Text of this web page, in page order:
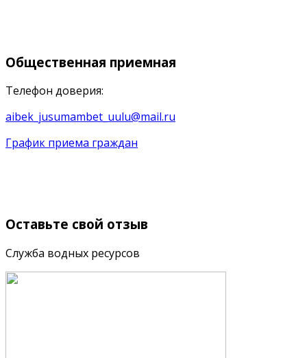
Общественная приемная
Телефон доверия:
aibek_jusumambet_uulu@mail.ru
График приема граждан
Оставьте свой отзыв
Служба водных ресурсов